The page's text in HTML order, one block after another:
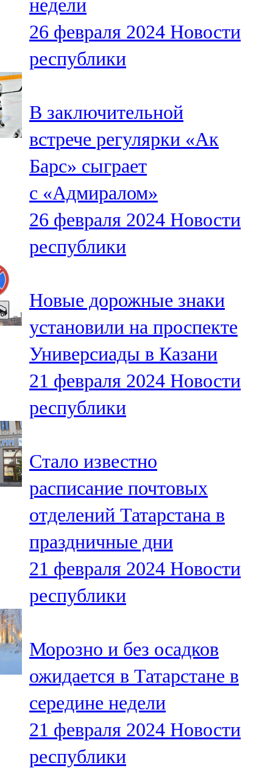
недели
26 февраля 2024 Новости
республики
В заключительной
встрече регулярки «Ак
Барс» сыграет
с «Адмиралом»
26 февраля 2024 Новости
республики
Новые дорожные знаки
установили на проспекте
Универсиады в Казани
21 февраля 2024 Новости
республики
Стало известно
расписание почтовых
отделений Татарстана в
праздничные дни
21 февраля 2024 Новости
республики
Морозно и без осадков
ожидается в Татарстане в
середине недели
21 февраля 2024 Новости
республики